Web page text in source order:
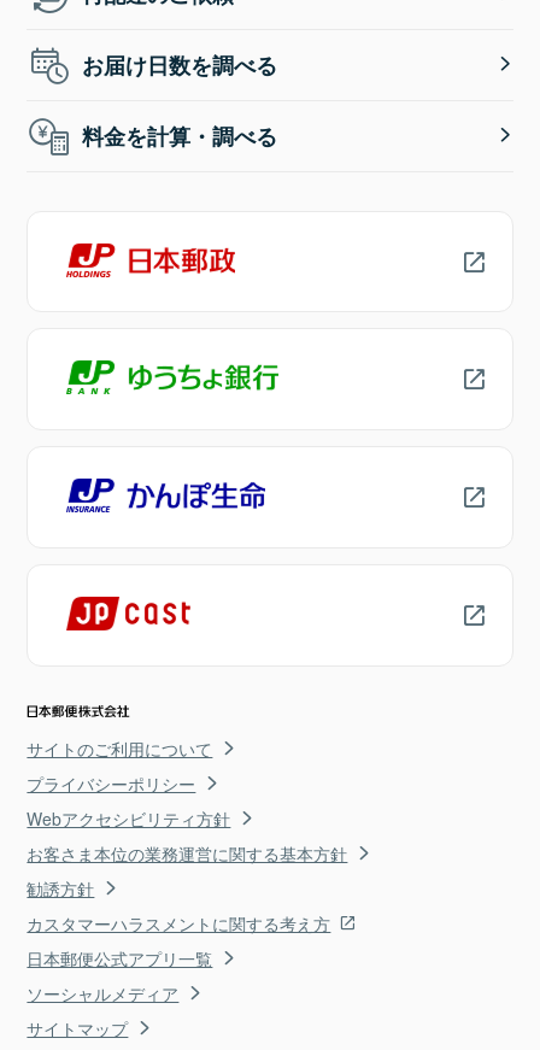
お届け日数を調べる
料金を計算・調べる
サイトのご利用について
プライバシーポリシー
Webアクセシビリティ方針
お客さま本位の業務運営に関する基本方針
勧誘方針
カスタマーハラスメントに関する考え方
日本郵便公式アプリ一覧
ソーシャルメディア
サイトマップ